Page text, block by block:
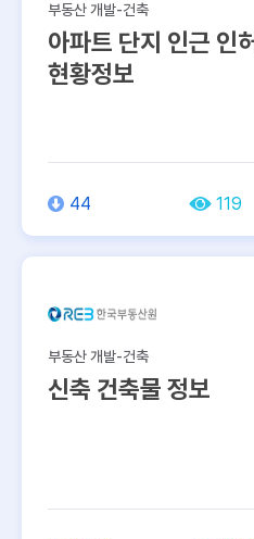
부동산 개발-건축
아파트 단지 인근 인
현황정보
44 119
부동산 개발-건축
신축 건축물 정보